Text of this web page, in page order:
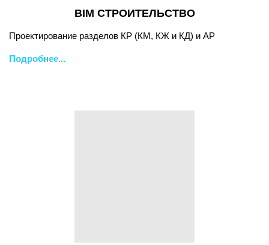
BIM СТРОИТЕЛЬСТВО
Проектирование разделов КР (КМ, КЖ и КД) и АР
Подробнее...